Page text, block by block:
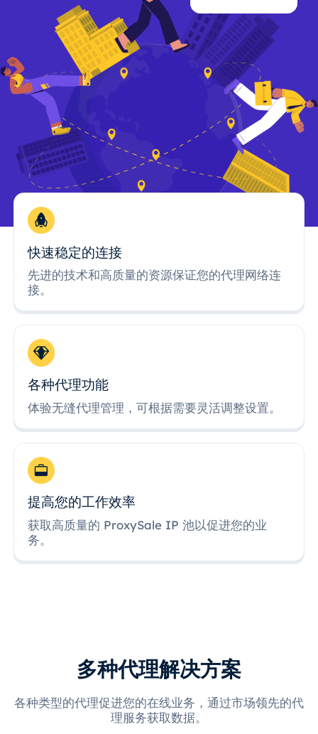
快速稳定的连接
先进的技术和高质量的资源保证您的代理网络连
接。
各种代理功能
体验无缝代理管理，可根据需要灵活调整设置。
提高您的工作效率
获取高质量的 ProxySale IP 池以促进您的业
务。
多种代理解决方案
各种类型的代理促进您的在线业务，通过市场领先的代
理服务获取数据。